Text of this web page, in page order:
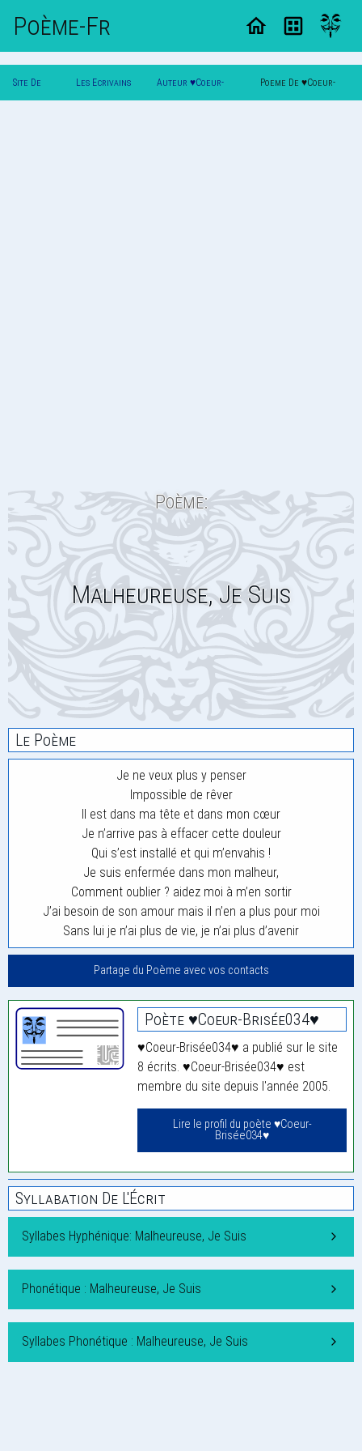
Poème-Fr
Site De Les Ecrivains Auteur ♥Coeur- Poeme De ♥Coeur-
Poème:
Malheureuse, Je Suis
Le Poème
Je ne veux plus y penser
Impossible de rêver
Il est dans ma tête et dans mon cœur
Je n’arrive pas à effacer cette douleur
Qui s’est installé et qui m’envahis !
Je suis enfermée dans mon malheur,
Comment oublier ? aidez moi à m’en sortir
J’ai besoin de son amour mais il n’en a plus pour moi
Sans lui je n’ai plus de vie, je n’ai plus d’avenir
Partage du Poème avec vos contacts
Poète ♥Coeur-Brisée034♥
♥Coeur-Brisée034♥ a publié sur le site
8 écrits. ♥Coeur-Brisée034♥ est
membre du site depuis l'année 2005.
Lire le profil du poète ♥Coeur-
Brisée034♥
Syllabation De L'Écrit
Syllabes Hyphénique: Malheureuse, Je Suis
Phonétique : Malheureuse, Je Suis
Syllabes Phonétique : Malheureuse, Je Suis